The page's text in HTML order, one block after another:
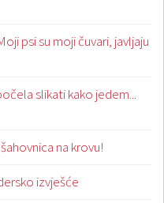
psi su moji čuvari, javljaju
slikati kako jedem...
na krovu!
izvješće